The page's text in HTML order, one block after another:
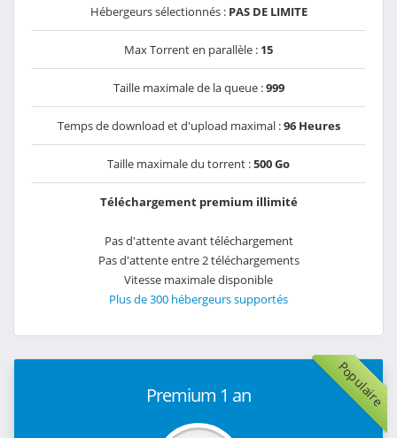
Hébergeurs sélectionnés : PAS DE LIMITE
Max Torrent en parallèle : 15
Taille maximale de la queue :999
Temps de download et d'upload maximal :96 Heures
Taille maximale du torrent :500 Go
Téléchargement premium illimité
Pas d'attente avant téléchargement
Pas d'attente entre 2 téléchargements
Vitesse maximale disponible
Plus de 300 hébergeurs supportés
Populaire
Premium 1 an